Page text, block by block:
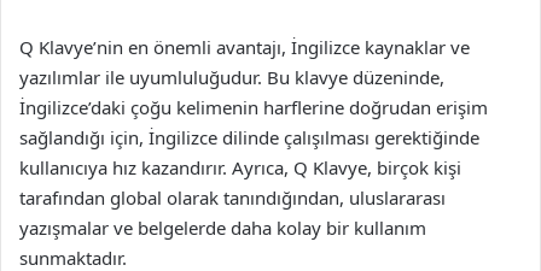
Q Klavye’nin en önemli avantajı, İngilizce kaynaklar ve
yazılımlar ile uyumluluğudur. Bu klavye düzeninde,
İngilizce’daki çoğu kelimenin harflerine doğrudan erişim
sağlandığı için, İngilizce dilinde çalışılması gerektiğinde
kullanıcıya hız kazandırır. Ayrıca, Q Klavye, birçok kişi
tarafından global olarak tanındığından, uluslararası
yazışmalar ve belgelerde daha kolay bir kullanım
sunmaktadır.